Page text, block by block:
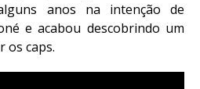
anos na intenção de
e acabou descobrindo um
os caps.